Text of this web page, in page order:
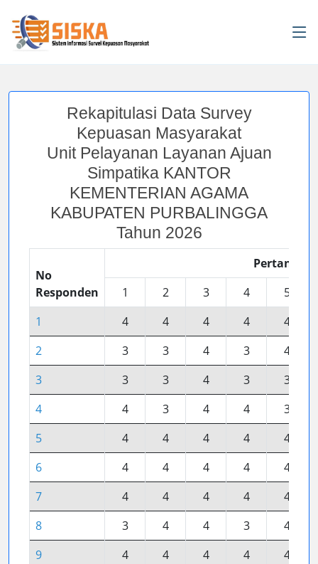
Rekapitulasi Data Survey
Kepuasan Masyarakat
Unit Pelayanan Layanan Ajuan
Simpatika KANTOR
KEMENTERIAN AGAMA
KABUPATEN PURBALINGGA
Tahun 2026
No
Responden
1
2 3 4
5
1
4 4 4 4
4
2
3 3 4 3
4
3
3 3 4 3
3
4
4 3 4 4
3
5
4 4 4 4
4
6
4 4 4 4
4
7
4 4 4 4
4
8
3 4 4 3
4
9
4 4 4 4
4